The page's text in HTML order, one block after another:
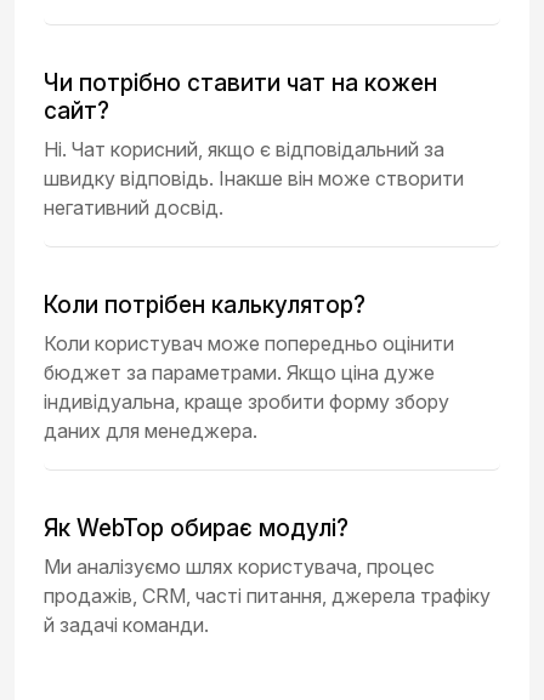
Чи потрібно ставити чат на кожен
сайт?
Ні. Чат корисний, якщо є відповідальний за
швидку відповідь. Інакше він може створити
негативний досвід.
Коли потрібен калькулятор?
Коли користувач може попередньо оцінити
бюджет за параметрами. Якщо ціна дуже
індивідуальна, краще зробити форму збору
даних для менеджера.
Як WebTop обирає модулі?
Ми аналізуємо шлях користувача, процес
продажів, CRM, часті питання, джерела трафіку
й задачі команди.